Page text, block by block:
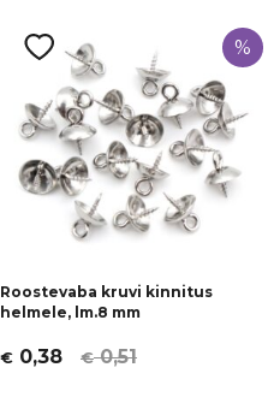
%
Roostevaba kruvi kinnitus
helmele, lm.8 mm
€0,51
Algne
€ 0,38
Current